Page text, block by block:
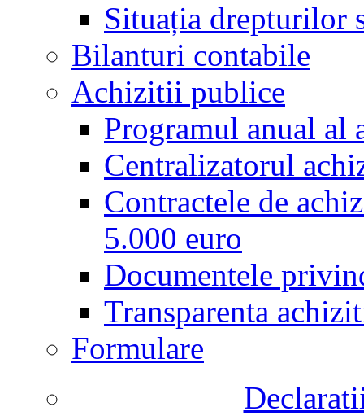
Situația drepturilor
Bilanturi contabile
Achizitii publice
Programul anual
Centralizatorul
Contractele de
5.000 euro
Documentele
Transparenta
Formulare